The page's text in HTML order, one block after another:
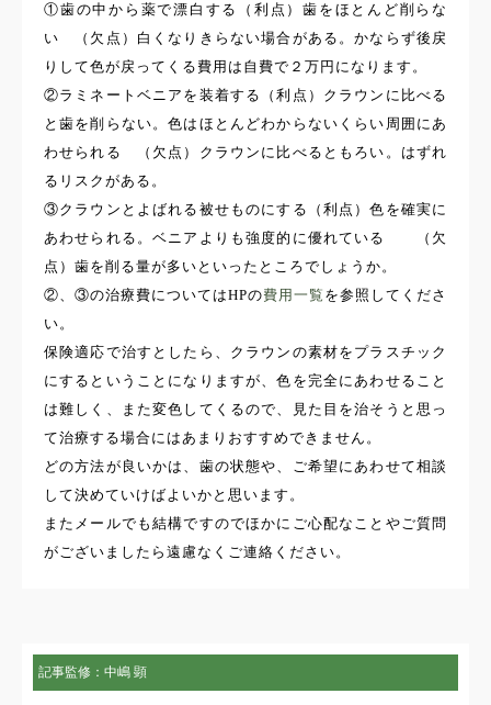
①歯の中から薬で漂白する（利点）歯をほとんど削らな
い （欠点）白くなりきらない場合がある。かならず後戻
りして色が戻ってくる費用は自費で２万円になります。
②ラミネートベニアを装着する（利点）クラウンに比べる
と歯を削らない。色はほとんどわからないくらい周囲にあ
わせられる （欠点）クラウンに比べるともろい。はずれ
るリスクがある。
③クラウンとよばれる被せものにする（利点）色を確実に
あわせられる。ベニアよりも強度的に優れている （欠
点）歯を削る量が多いといったところでしょうか。
②、③の治療費についてはHPの費用一覧 を参照してくださ
い。
保険適応で治すとしたら、クラウンの素材をプラスチック
にするということになりますが、色を完全にあわせること
は難しく、また変色してくるので、見た目を治そうと思っ
て治療する場合にはあまりおすすめできません。
どの方法が良いかは、歯の状態や、ご希望にあわせて相談
して決めていけばよいかと思います。
またメールでも結構ですのでほかにご心配なことやご質問
がございましたら遠慮なくご連絡ください。
記事監修：中嶋 顕